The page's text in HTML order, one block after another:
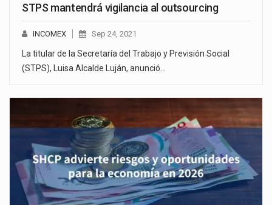
STPS mantendrá vigilancia al outsourcing
INCOMEX Sep 24, 2021
La titular de la Secretaría del Trabajo y Previsión Social
(STPS), Luisa Alcalde Luján, anunció…